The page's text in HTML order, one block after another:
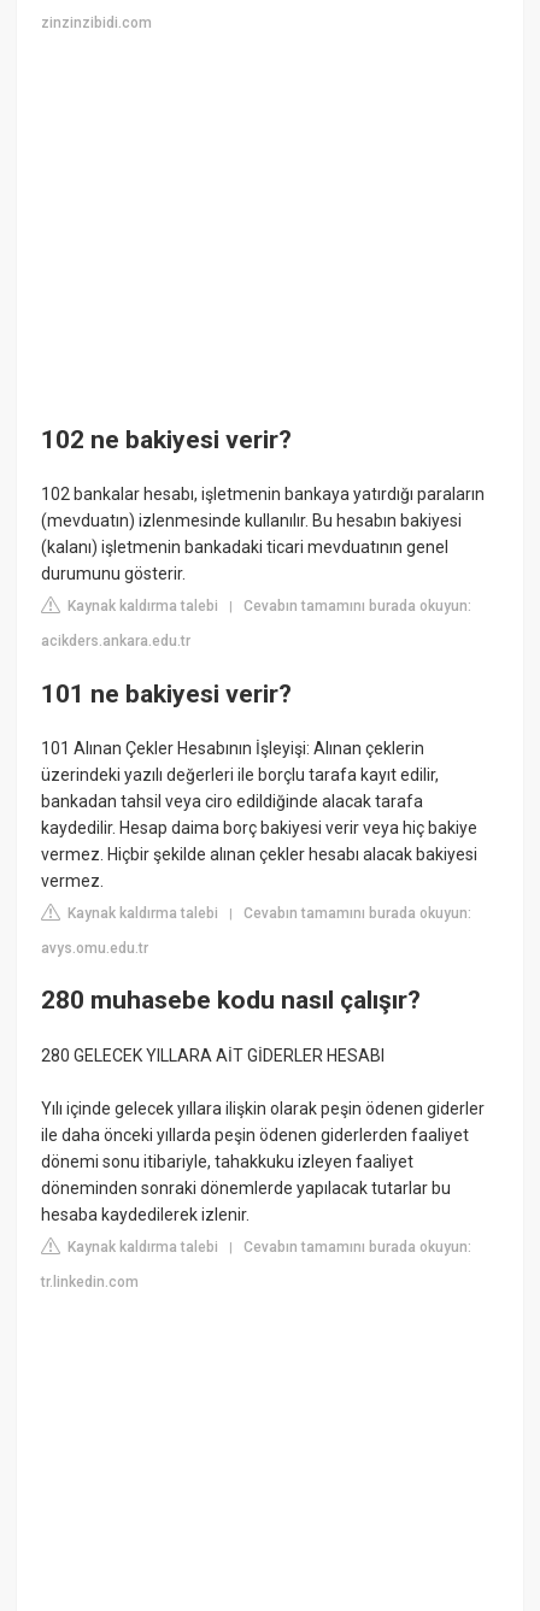
zinzinzibidi.com
102 ne bakiyesi verir?
102 bankalar hesabı, işletmenin bankaya yatırdığı paraların
(mevduatın) izlenmesinde kullanılır. Bu hesabın bakiyesi
(kalanı) işletmenin bankadaki ticari mevduatının genel
durumunu gösterir.
Kaynak kaldırma talebi |Cevabın tamamını burada okuyun:
acikders.ankara.edu.tr
101 ne bakiyesi verir?
101 Alınan Çekler Hesabının İşleyişi: Alınan çeklerin
üzerindeki yazılı değerleri ile borçlu tarafa kayıt edilir,
bankadan tahsil veya ciro edildiğinde alacak tarafa
kaydedilir. Hesap daima borç bakiyesi verir veya hiç bakiye
vermez. Hiçbir şekilde alınan çekler hesabı alacak bakiyesi
vermez.
Kaynak kaldırma talebi |Cevabın tamamını burada okuyun:
avys.omu.edu.tr
280 muhasebe kodu nasıl çalışır?
280 GELECEK YILLARA AİT GİDERLER HESABI
Yılı içinde gelecek yıllara ilişkin olarak peşin ödenen giderler
ile daha önceki yıllarda peşin ödenen giderlerden faaliyet
dönemi sonu itibariyle, tahakkuku izleyen faaliyet
döneminden sonraki dönemlerde yapılacak tutarlar bu
hesaba kaydedilerek izlenir.
Kaynak kaldırma talebi |Cevabın tamamını burada okuyun:
tr.linkedin.com